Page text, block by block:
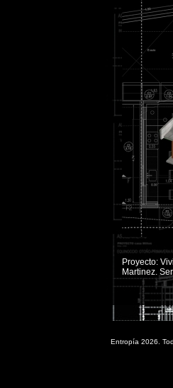
Proyecto:
Martinez.
Entropía 2026.